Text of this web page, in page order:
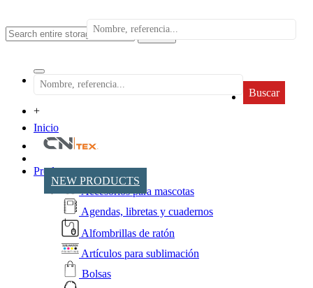
search
Buscar
+
Inicio
NEW PRODUCTS
Productos
Accesorios para mascotas
Agendas, libretas y cuadernos
Alfombrillas de ratón
Artículos para sublimación
Bolsas